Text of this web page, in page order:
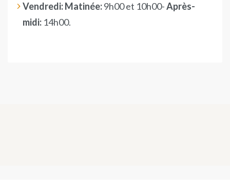
Vendredi: Matinée:9h00 et 10h00-Après-
midi: 14h00.